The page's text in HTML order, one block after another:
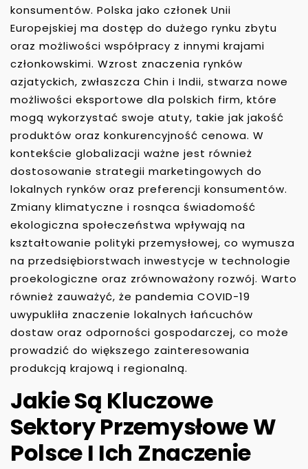
konsumentów. Polska jako członek Unii
Europejskiej ma dostęp do dużego rynku zbytu
oraz możliwości współpracy z innymi krajami
członkowskimi. Wzrost znaczenia rynków
azjatyckich, zwłaszcza Chin i Indii, stwarza nowe
możliwości eksportowe dla polskich firm, które
mogą wykorzystać swoje atuty, takie jak jakość
produktów oraz konkurencyjność cenowa. W
kontekście globalizacji ważne jest również
dostosowanie strategii marketingowych do
lokalnych rynków oraz preferencji konsumentów.
Zmiany klimatyczne i rosnąca świadomość
ekologiczna społeczeństwa wpływają na
kształtowanie polityki przemysłowej, co wymusza
na przedsiębiorstwach inwestycje w technologie
proekologiczne oraz zrównoważony rozwój. Warto
również zauważyć, że pandemia COVID-19
uwypukliła znaczenie lokalnych łańcuchów
dostaw oraz odporności gospodarczej, co może
prowadzić do większego zainteresowania
produkcją krajową i regionalną.
Jakie Są Kluczowe
Sektory Przemysłowe W
Polsce I Ich Znaczenie